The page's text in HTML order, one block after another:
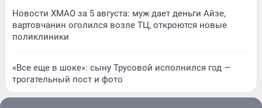
Новости ХМАО за 5 августа: муж дает деньги Айзе,
вартовчанин оголился возле ТЦ, откроются новые
поликлиники
«Все еще в шоке»: сыну Трусовой исполнился год —
трогательный пост и фото